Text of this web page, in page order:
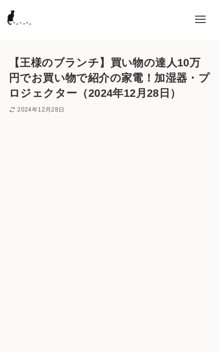
【王様のブランチ】買い物の達人10万
円でお買い物で紹介の家電！加湿器・プ
ロジェクター（2024年12月28日）
2024年12月28日